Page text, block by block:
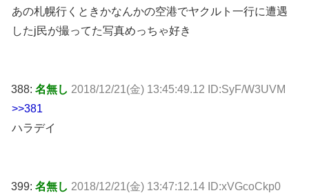
あの札幌行くときかなんかの空港でヤクルト一行に遭遇
したj民が撮ってた写真めっちゃ好き
388: 名無し 2018/12/21(金) 13:45:49.12 ID:SyF/W3UVM
>>381
ハラデイ
399: 名無し 2018/12/21(金) 13:47:12.14 ID:xVGcoCkp0